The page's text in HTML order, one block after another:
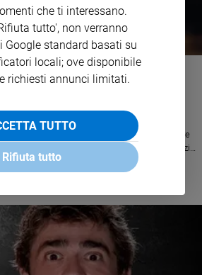
ripartendo dai nostri
da anni all'ordine del giorno, tragedie che
Per arginare il problema dovremmo iniziare
La riflessione dello psicoterapeuta Fabrizio
che ti interessano.
tutto', non verranno
standard basati su
locali; ove disponibile
richiesti annunci limitati.
TUTTO
Rifiuta tutto